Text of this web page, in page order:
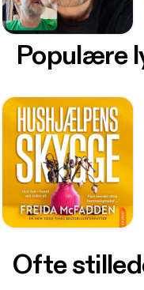
Populære
Ofte